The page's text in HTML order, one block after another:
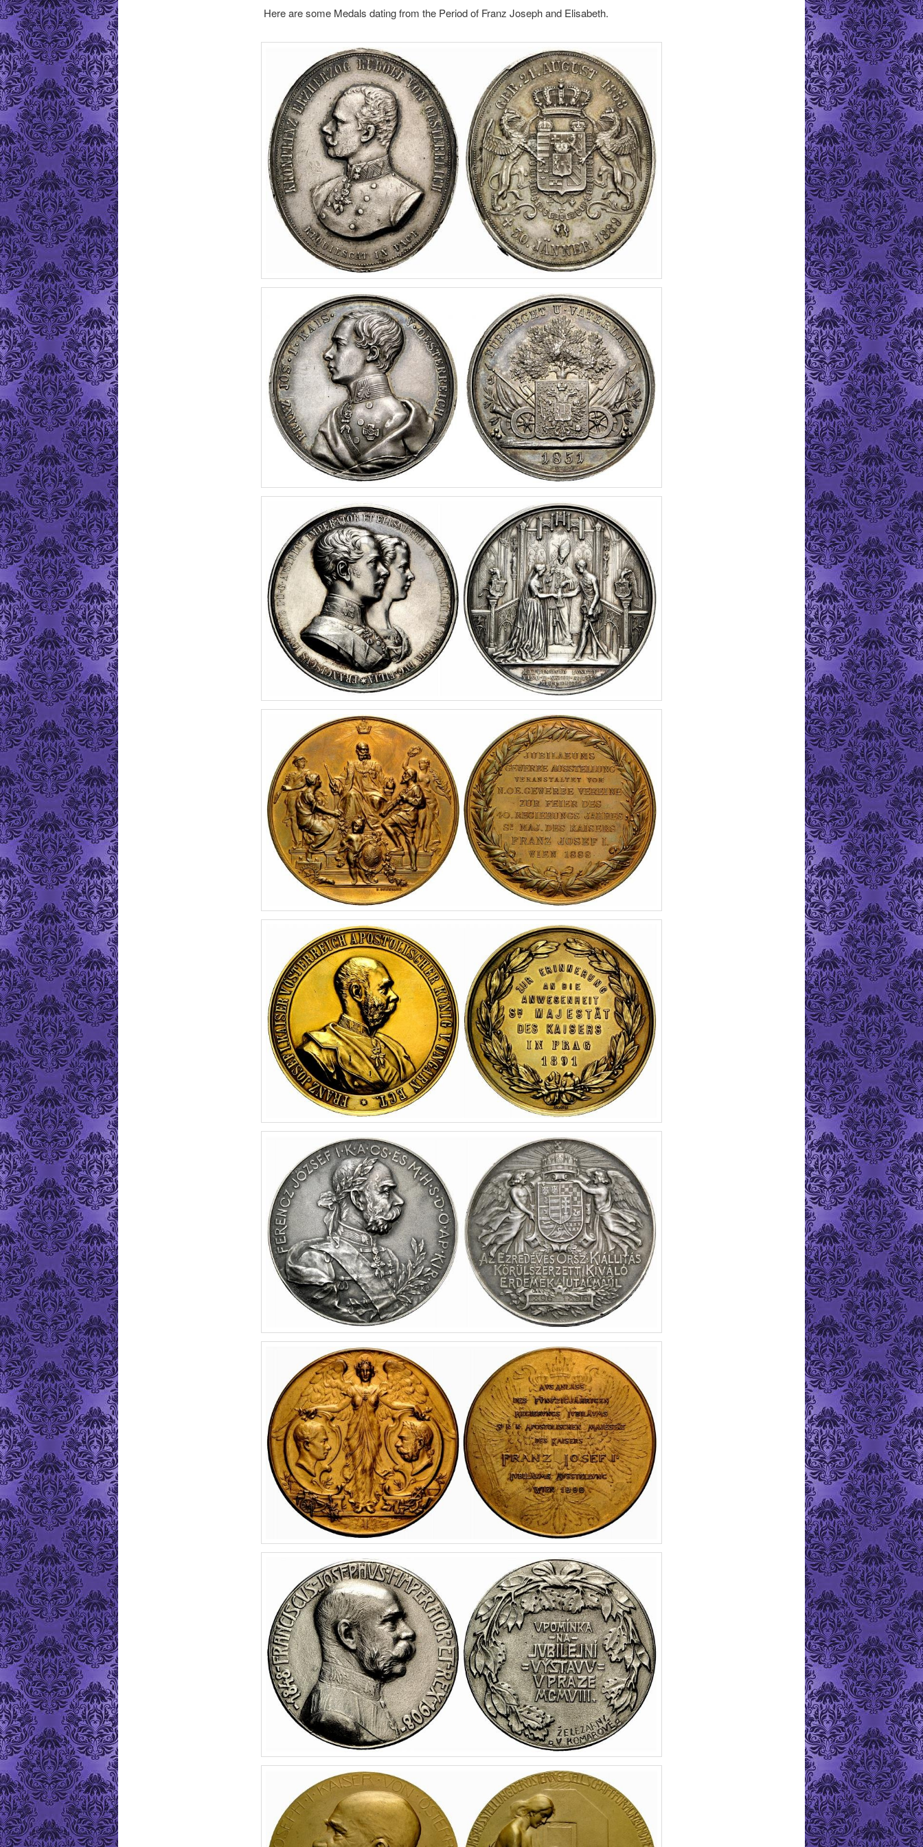
Here are some Medals dating from the Period of Franz Joseph and Elisabeth.